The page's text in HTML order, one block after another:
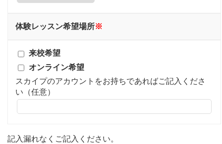
体験レッスン希望場所※
来校希望
オンライン希望
スカイプのアカウントをお持ちであればご記入くださ
い（任意）
記入漏れなくご記入ください。